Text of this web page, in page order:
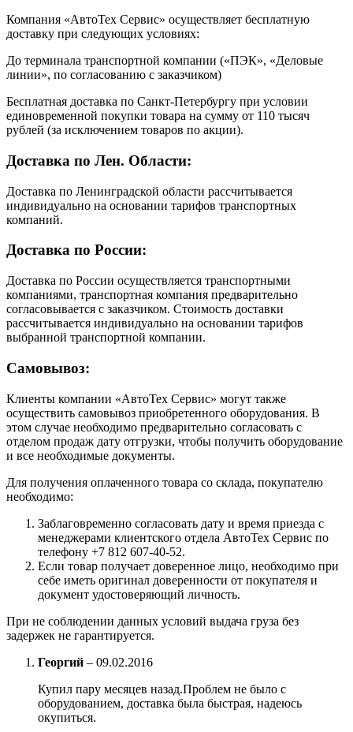
Компания «АвтоТех Сервис» осуществляет бесплатную
доставку при следующих условиях:
До терминала транспортной компании («ПЭК», «Деловые
линии», по согласованию с заказчиком)
Бесплатная доставка по Санкт-Петербургу при условии
единовременной покупки товара на сумму от 110 тысяч
рублей (за исключением товаров по акции).
Доставка по Лен. Области:
Доставка по Ленинградской области рассчитывается
индивидуально на основании тарифов транспортных
компаний.
Доставка по России:
Доставка по России осуществляется транспортными
компаниями, транспортная компания предварительно
согласовывается с заказчиком. Стоимость доставки
рассчитывается индивидуально на основании тарифов
выбранной транспортной компании.
Самовывоз:
Клиенты компании «АвтоТех Сервис» могут также
осуществить самовывоз приобретенного оборудования. В
этом случае необходимо предварительно согласовать с
отделом продаж дату отгрузки, чтобы получить оборудование
и все необходимые документы.
Для получения оплаченного товара со склада, покупателю
необходимо:
Заблаговременно согласовать дату и время приезда с
менеджерами клиентского отдела АвтоТех Сервис по
телефону +7 812 607-40-52.
Если товар получает доверенное лицо, необходимо при
себе иметь оригинал доверенности от покупателя и
документ удостоверяющий личность.
При не соблюдении данных условий выдача груза без
задержек не гарантируется.
Георгий – 09.02.2016
Купил пару месяцев назад.Проблем не было с
оборудованием, доставка была быстрая, надеюсь
окупиться.